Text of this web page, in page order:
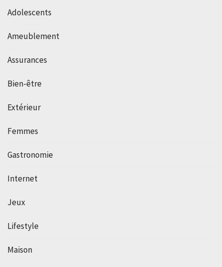
Adolescents
Ameublement
Assurances
Bien-être
Extérieur
Femmes
Gastronomie
Internet
Jeux
Lifestyle
Maison